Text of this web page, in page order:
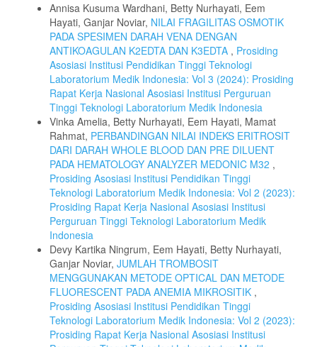
Annisa Kusuma Wardhani, Betty Nurhayati, Eem
Hayati, Ganjar Noviar, NILAI FRAGILITAS OSMOTIK
PADA SPESIMEN DARAH VENA DENGAN
ANTIKOAGULAN K2EDTA DAN K3EDTA , Prosiding
Asosiasi Institusi Pendidikan Tinggi Teknologi
Laboratorium Medik Indonesia: Vol 3 (2024): Prosiding
Rapat Kerja Nasional Asosiasi Institusi Perguruan
Tinggi Teknologi Laboratorium Medik Indonesia
Vinka Amelia, Betty Nurhayati, Eem Hayati, Mamat
Rahmat, PERBANDINGAN NILAI INDEKS ERITROSIT
DARI DARAH WHOLE BLOOD DAN PRE DILUENT
PADA HEMATOLOGY ANALYZER MEDONIC M32 ,
Prosiding Asosiasi Institusi Pendidikan Tinggi
Teknologi Laboratorium Medik Indonesia: Vol 2 (2023):
Prosiding Rapat Kerja Nasional Asosiasi Institusi
Perguruan Tinggi Teknologi Laboratorium Medik
Indonesia
Devy Kartika Ningrum, Eem Hayati, Betty Nurhayati,
Ganjar Noviar, JUMLAH TROMBOSIT
MENGGUNAKAN METODE OPTICAL DAN METODE
FLUORESCENT PADA ANEMIA MIKROSITIK ,
Prosiding Asosiasi Institusi Pendidikan Tinggi
Teknologi Laboratorium Medik Indonesia: Vol 2 (2023):
Prosiding Rapat Kerja Nasional Asosiasi Institusi